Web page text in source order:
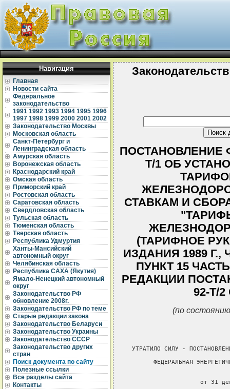
Навигация
Главная
Новости сайта
Федеральное
законодательство
1991 1992 1993 1994 1995 1996
1997 1998 1999 2000 2001 2002
Законодательство Москвы
Московская область
Санкт-Петербург и
Ленинградская область
Амурская область
Воронежская область
Краснодарский край
Омская область
Приморский край
Ростовская область
Саратовская область
Свердловская область
Тульская область
Тюменская область
Тверская область
Республика Удмуртия
Ханты-Мансийский
автономный округ
Челябинская область
Республика САХА (Якутия)
Ямало-Ненецкий автономный
округ
Законодательство РФ
обновление 2008г.
Законодательство РФ по теме
Старые редакции закона
Законодательство Беларуси
Законодательство Украины
Законодательство СССР
Законодательство других
стран
Поиск документа по сайту
Полезные ссылки
Все разделы сайта
Контакты
ПОСТАНОВЛЕНИЕ
Т/1 ОБ
СТАВКАМ И
(ТАРИФНОЕ
ИЗДАНИЯ 1989 Г.,
ПУНКТ 15
РЕДАКЦИИ
92-Т/2
(по